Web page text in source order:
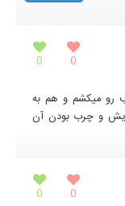
0
0
رو میکشم و هم به
و چرب بودن آن
0
0